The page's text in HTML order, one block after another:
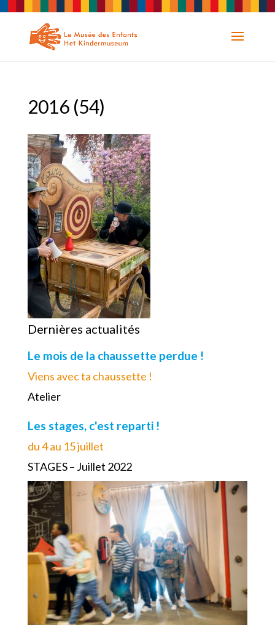
2016 (54)
Dernières actualités
Le mois de la chaussette perdue !
Viens avec ta chaussette !
Atelier
Les stages, c'est reparti !
du 4 au 15 juillet
STAGES – Juillet 2022